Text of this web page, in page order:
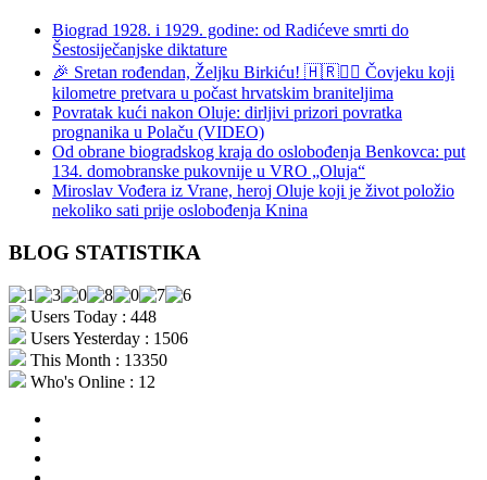
Biograd 1928. i 1929. godine: od Radićeve smrti do
Šestosiječanjske diktature
🎉 Sretan rođendan, Željku Birkiću! 🇭🇷🏃‍♂️ Čovjeku koji
kilometre pretvara u počast hrvatskim braniteljima
Povratak kući nakon Oluje: dirljivi prizori povratka
prognanika u Polaču (VIDEO)
Od obrane biogradskog kraja do oslobođenja Benkovca: put
134. domobranske pukovnije u VRO „Oluja“
Miroslav Vođera iz Vrane, heroj Oluje koji je život položio
nekoliko sati prije oslobođenja Knina
BLOG STATISTIKA
Users Today : 448
Users Yesterday : 1506
This Month : 13350
Who's Online : 12